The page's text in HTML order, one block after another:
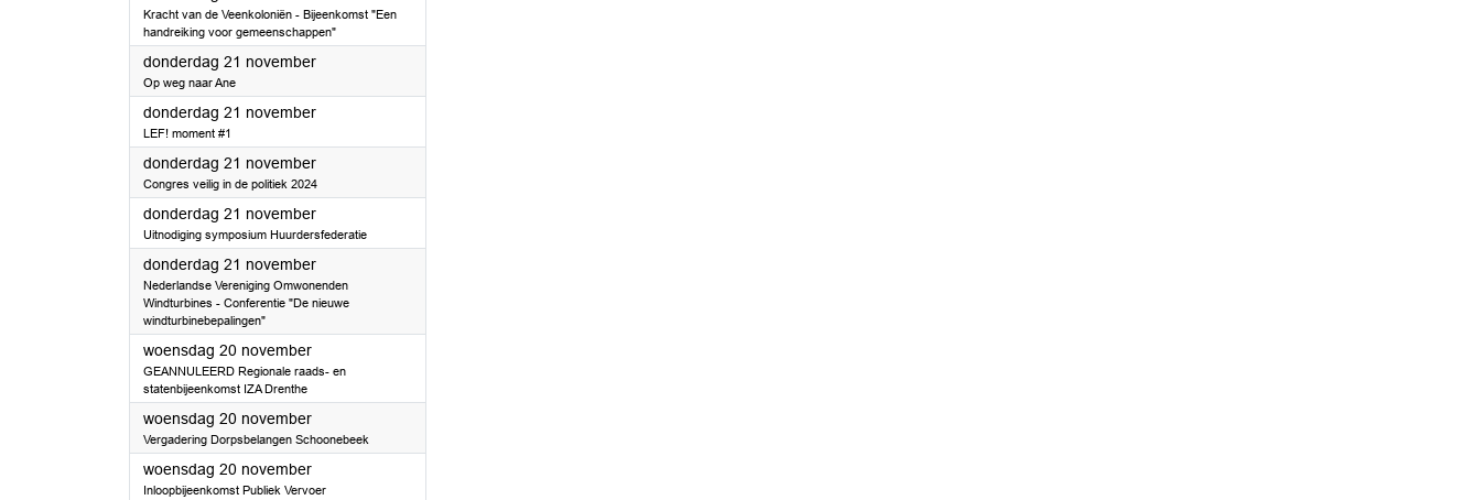
Kracht van de Veenkoloniën - Bijeenkomst "Een
handreiking voor gemeenschappen"
donderdag 21 november2024
Op weg naar Ane
donderdag 21 november2024
LEF! moment #1
donderdag 21 november2024
Congres veilig in de politiek 2024
donderdag 21 november2024
Uitnodiging symposium Huurdersfederatie
donderdag 21 november2024
Nederlandse Vereniging Omwonenden
Windturbines - Conferentie "De nieuwe
windturbinebepalingen"
woensdag 20 november2024
GEANNULEERD Regionale raads- en
statenbijeenkomst IZA Drenthe
woensdag 20 november2024
Vergadering Dorpsbelangen Schoonebeek
woensdag 20 november2024
Inloopbijeenkomst Publiek Vervoer